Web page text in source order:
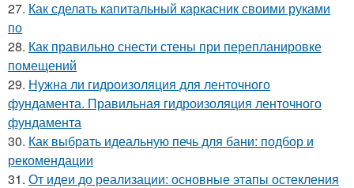
27. Как сделать капитальный каркасник своими руками
по
28. Как правильно снести стены при перепланировке
помещений
29. Нужна ли гидроизоляция для ленточного
фундамента. Правильная гидроизоляция ленточного
фундамента
30. Как выбрать идеальную печь для бани: подбор и
рекомендации
31. От идеи до реализации: основные этапы остекления